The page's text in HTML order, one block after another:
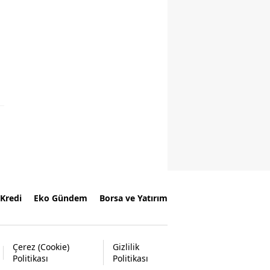
Kredi Eko Gündem Borsa ve Yatırım
Çerez (Cookie)
Politikası
Gizlilik
Politikası